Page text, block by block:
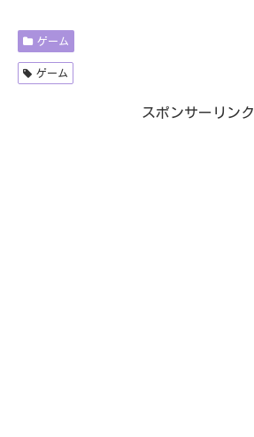
ゲーム
ゲーム
スポンサーリンク